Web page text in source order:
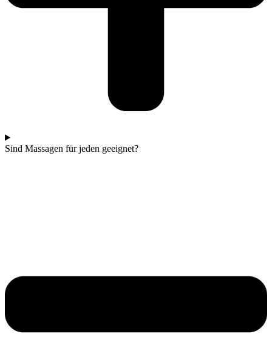
Sind Massagen für jeden geeignet?